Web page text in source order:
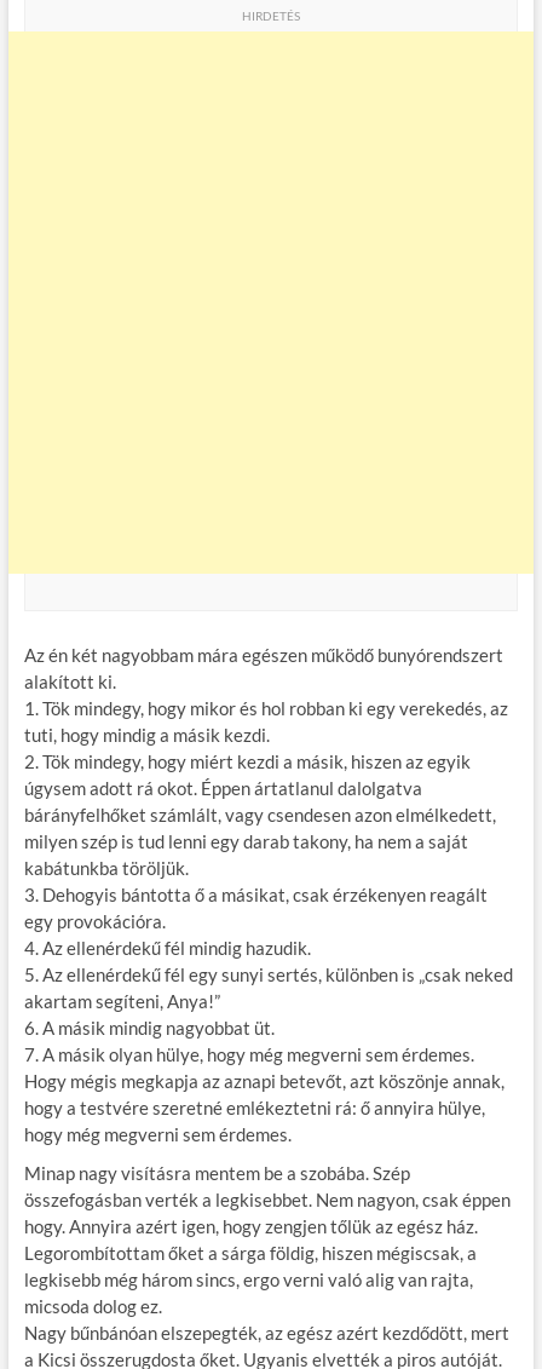
HIRDETÉS
Az én két nagyobbam mára egészen működő bunyórendszert
alakított ki.
1. Tök mindegy, hogy mikor és hol robban ki egy verekedés, az
tuti, hogy mindig a másik kezdi.
2. Tök mindegy, hogy miért kezdi a másik, hiszen az egyik
úgysem adott rá okot. Éppen ártatlanul dalolgatva
bárányfelhőket számlált, vagy csendesen azon elmélkedett,
milyen szép is tud lenni egy darab takony, ha nem a saját
kabátunkba töröljük.
3. Dehogyis bántotta ő a másikat, csak érzékenyen reagált
egy provokációra.
4. Az ellenérdekű fél mindig hazudik.
5. Az ellenérdekű fél egy sunyi sertés, különben is „csak neked
akartam segíteni, Anya!”
6. A másik mindig nagyobbat üt.
7. A másik olyan hülye, hogy még megverni sem érdemes.
Hogy mégis megkapja az aznapi betevőt, azt köszönje annak,
hogy a testvére szeretné emlékeztetni rá: ő annyira hülye,
hogy még megverni sem érdemes.
Minap nagy visításra mentem be a szobába. Szép
összefogásban verték a legkisebbet. Nem nagyon, csak éppen
hogy. Annyira azért igen, hogy zengjen tőlük az egész ház.
Legorombítottam őket a sárga földig, hiszen mégiscsak, a
legkisebb még három sincs, ergo verni való alig van rajta,
micsoda dolog ez.
Nagy bűnbánóan elszepegték, az egész azért kezdődött, mert
a Kicsi összerugdosta őket. Ugyanis elvették a piros autóját.